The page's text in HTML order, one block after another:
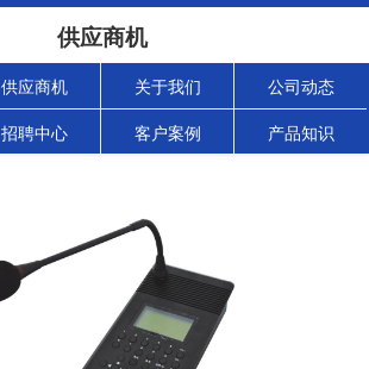
供应商机
供应商机 关于我们 公司动态
招聘中心 客户案例 产品知识